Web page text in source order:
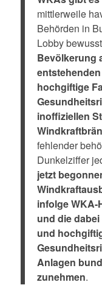
mittlerweile
Behörden in
Lobby
Bevölkerung
hochgiftige
inoffiziellen
fehlender
Dunkelziffer
jetzt
infolge WKA-
und die
und
Anlagen
zunehmen.